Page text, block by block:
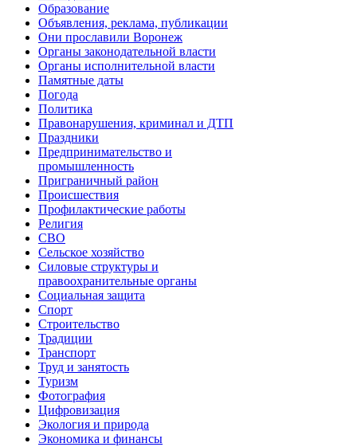
Образование
Объявления, реклама, публикации
Они прославили Воронеж
Органы законодательной власти
Органы исполнительной власти
Памятные даты
Погода
Политика
Правонарушения, криминал и ДТП
Праздники
Предпринимательство и
промышленность
Приграничный район
Происшествия
Профилактические работы
Религия
СВО
Сельское хозяйство
Силовые структуры и
правоохранительные органы
Социальная защита
Спорт
Строительство
Традиции
Транспорт
Труд и занятость
Туризм
Фотография
Цифровизация
Экология и природа
Экономика и финансы